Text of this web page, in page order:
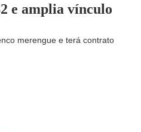
e amplia vínculo
merengue e terá contrato